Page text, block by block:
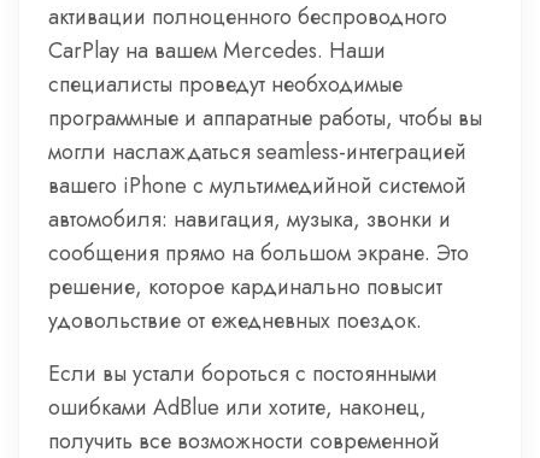
активации полноценного беспроводного
CarPlay на вашем Mercedes. Наши
специалисты проведут необходимые
программные и аппаратные работы, чтобы вы
могли наслаждаться seamless-интеграцией
вашего iPhone с мультимедийной системой
автомобиля: навигация, музыка, звонки и
сообщения прямо на большом экране. Это
решение, которое кардинально повысит
удовольствие от ежедневных поездок.
Если вы устали бороться с постоянными
ошибками AdBlue или хотите, наконец,
получить все возможности современной